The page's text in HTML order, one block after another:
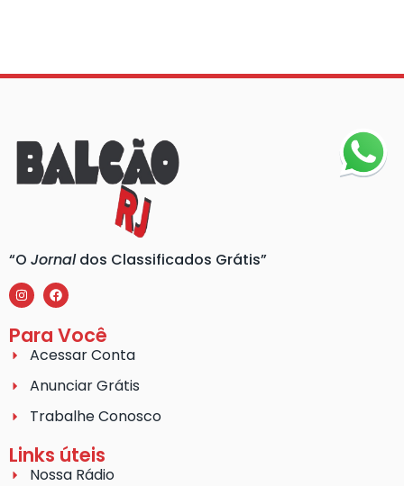
“O Jornaldos Classificados Grátis”
Para Você
Acessar Conta
Anunciar Grátis
Trabalhe Conosco
Links úteis
Nossa Rádio